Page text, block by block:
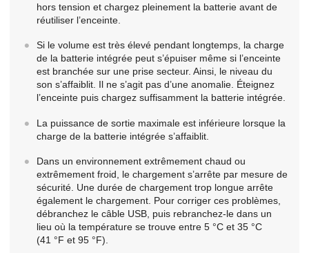
hors tension et chargez pleinement la batterie avant de
réutiliser l’enceinte.
Si le volume est très élevé pendant longtemps, la charge
de la batterie intégrée peut s’épuiser même si l’enceinte
est branchée sur une prise secteur. Ainsi, le niveau du
son s’affaiblit. Il ne s’agit pas d’une anomalie. Éteignez
l’enceinte puis chargez suffisamment la batterie intégrée.
La puissance de sortie maximale est inférieure lorsque la
charge de la batterie intégrée s’affaiblit.
Dans un environnement extrêmement chaud ou
extrêmement froid, le chargement s’arrête par mesure de
sécurité. Une durée de chargement trop longue arrête
également le chargement. Pour corriger ces problèmes,
débranchez le câble USB, puis rebranchez-le dans un
lieu où la température se trouve entre 5 °C et 35 °C
(41 °F et 95 °F).